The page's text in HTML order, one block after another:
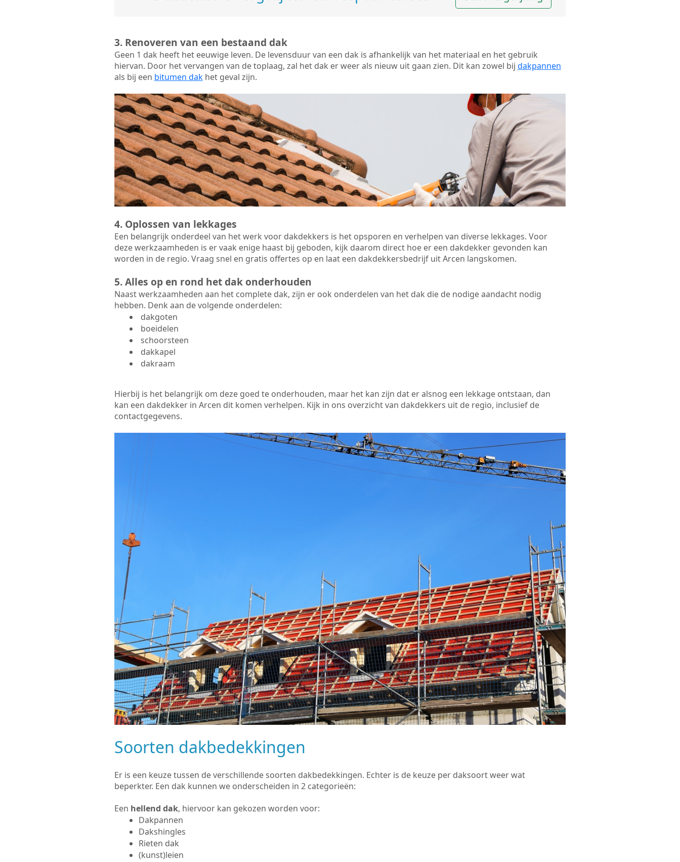
3. Renoveren van een bestaand dak
Geen 1 dak heeft het eeuwige leven. De levensduur van een dak is afhankelijk van het materiaal en het gebruik
hiervan. Door het vervangen van de toplaag, zal het dak er weer als nieuw uit gaan zien. Dit kan zowel bij dakpannen
als bij een bitumen dakhet geval zijn.
4. Oplossen van lekkages
Een belangrijk onderdeel van het werk voor dakdekkers is het opsporen en verhelpen van diverse lekkages. Voor
deze werkzaamheden is er vaak enige haast bij geboden, kijk daarom direct hoe er een dakdekker gevonden kan
worden in de regio. Vraag snel en gratis offertes op en laat een dakdekkersbedrijf uit Arcen langskomen.
5. Alles op en rond het dak onderhouden
Naast werkzaamheden aan het complete dak, zijn er ook onderdelen van het dak die de nodige aandacht nodig
hebben. Denk aan de volgende onderdelen:
dakgoten
boeidelen
schoorsteen
dakkapel
dakraam
Hierbij is het belangrijk om deze goed te onderhouden, maar het kan zijn dat er alsnog een lekkage ontstaan, dan
kan een dakdekker in Arcen dit komen verhelpen. Kijk in ons overzicht van dakdekkers uit de regio, inclusief de
contactgegevens.
Soorten dakbedekkingen
Er is een keuze tussen de verschillende soorten dakbedekkingen. Echter is de keuze per daksoort weer wat
beperkter. Een dak kunnen we onderscheiden in 2 categorieën:
Een hellend dak, hiervoor kan gekozen worden voor:
Dakpannen
Dakshingles
Rieten dak
(kunst)leien